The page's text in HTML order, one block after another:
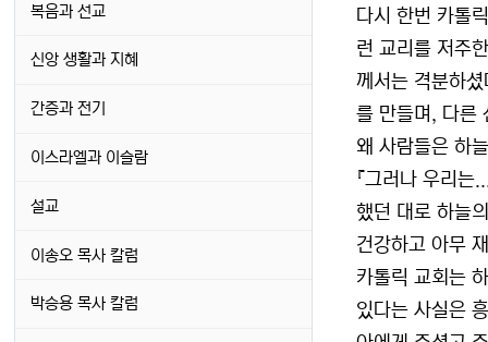
다시 한번 카톨
런 교리를 저주
께서는 격분하
를 만들며, 다른
왜 사람들은 하
『그러나 우리
했던 대로 하늘
건강하고 아무
카톨릭 교회는
있다는 사실은
복음과 선교
신앙 생활과 지혜
간증과 전기
이스라엘과 이슬람
설교
이송오 목사 칼럼
박승용 목사 칼럼